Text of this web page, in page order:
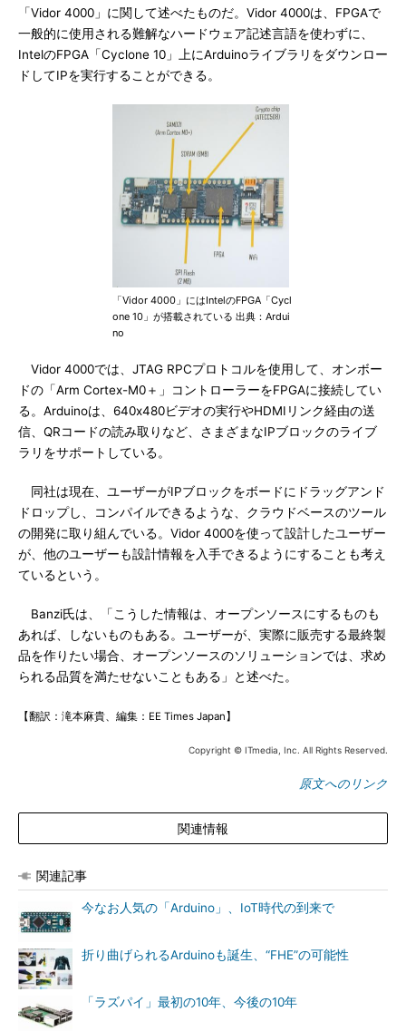
「Vidor 4000」に関して述べたものだ。Vidor 4000は、FPGAで
一般的に使用される難解なハードウェア記述言語を使わずに、
IntelのFPGA「Cyclone 10」上にArduinoライブラリをダウンロー
ドしてIPを実行することができる。
「Vidor 4000」にはIntelのFPGA「Cycl
one 10」が搭載されている 出典：Ardui
no
Vidor 4000では、JTAG RPCプロトコルを使用して、オンボー
ドの「Arm Cortex-M0＋」コントローラーをFPGAに接続してい
る。Arduinoは、640x480ビデオの実行やHDMIリンク経由の送
信、QRコードの読み取りなど、さまざまなIPブロックのライブ
ラリをサポートしている。
同社は現在、ユーザーがIPブロックをボードにドラッグアンド
ドロップし、コンパイルできるような、クラウドベースのツール
の開発に取り組んでいる。Vidor 4000を使って設計したユーザー
が、他のユーザーも設計情報を入手できるようにすることも考え
ているという。
Banzi氏は、「こうした情報は、オープンソースにするものも
あれば、しないものもある。ユーザーが、実際に販売する最終製
品を作りたい場合、オープンソースのソリューションでは、求め
られる品質を満たせないこともある」と述べた。
【翻訳：滝本麻貴、編集：EE Times Japan】
Copyright © ITmedia, Inc. All Rights Reserved.
原文へのリンク
関連情報
関連記事
今なお人気の「Arduino」、IoT時代の到来で
折り曲げられるArduinoも誕生、“FHE”の可能性
「ラズパイ」最初の10年、今後の10年